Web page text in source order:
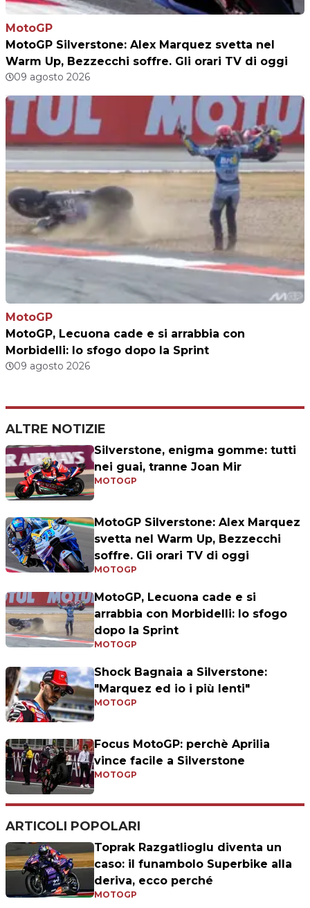
MotoGP
MotoGP Silverstone: Alex Marquez svetta nel
Warm Up, Bezzecchi soffre. Gli orari TV di oggi
09 agosto 2026
MotoGP
MotoGP, Lecuona cade e si arrabbia con
Morbidelli: lo sfogo dopo la Sprint
09 agosto 2026
ALTRE NOTIZIE
Silverstone, enigma gomme: tutti
nei guai, tranne Joan Mir
MOTOGP
MotoGP Silverstone: Alex Marquez
svetta nel Warm Up, Bezzecchi
soffre. Gli orari TV di oggi
MOTOGP
MotoGP, Lecuona cade e si
arrabbia con Morbidelli: lo sfogo
dopo la Sprint
MOTOGP
Shock Bagnaia a Silverstone:
"Marquez ed io i più lenti"
MOTOGP
Focus MotoGP: perchè Aprilia
vince facile a Silverstone
MOTOGP
ARTICOLI POPOLARI
Toprak Razgatlioglu diventa un
caso: il funambolo Superbike alla
deriva, ecco perché
MOTOGP